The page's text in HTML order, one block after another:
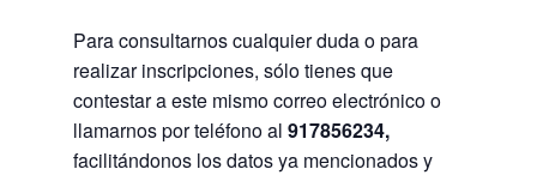
Para consultarnos cualquier duda o para
realizar inscripciones, sólo tienes que
contestar a este mismo correo electrónico o
llamarnos por teléfono al 917856234,
facilitándonos los datos ya mencionados y